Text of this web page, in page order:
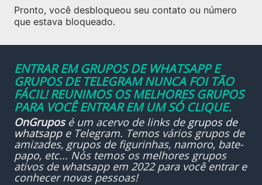
Pronto, você desbloqueou seu contato ou número
que estava bloqueado.
ENTRAR EM GRUPOS DE WHATSAPP E
GRUPOS DE TELEGRAM NUNCA FOI TÃO
FÁCIL! REUNIMOS OS MELHORES GRUPOS
PARA VOCÊ ENTRAR EM UM SÓ CLIQUE.
OnGruposé um acervo de links de grupos de
whatsappe Telegram. Temos vários grupos de
amizades, grupos de figurinhas, namoro, bate-
papo, etc... Nós temos os melhores grupos
ativos de whatsapp em 2022 para você entrar e
conhecer novas pessoas!